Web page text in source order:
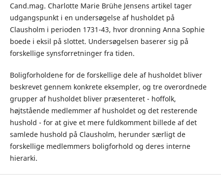
Cand.mag. Charlotte Marie Brühe Jensens artikel tager
udgangspunkt i en undersøgelse af husholdet på
Clausholm i perioden 1731-43, hvor dronning Anna Sophie
boede i eksil på slottet. Undersøgelsen baserer sig på
forskellige synsforretninger fra tiden.
Boligforholdene for de forskellige dele af husholdet bliver
beskrevet gennem konkrete eksempler, og tre overordnede
grupper af husholdet bliver præsenteret - hoffolk,
højtstående medlemmer af husholdet og det resterende
hushold - for at give et mere fuldkomment billede af det
samlede hushold på Clausholm, herunder særligt de
forskellige medlemmers boligforhold og deres interne
hierarki.